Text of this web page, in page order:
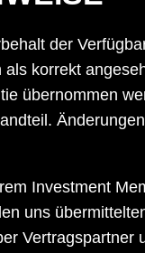
der
korrekt
übernommen
Investment
uns
Vertragspartner